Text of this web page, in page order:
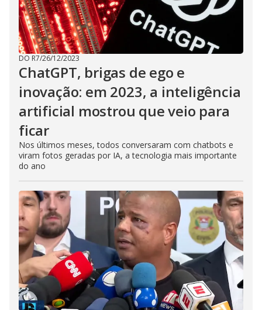
DO R7/26/12/2023
ChatGPT, brigas de ego e
inovação: em 2023, a inteligência
artificial mostrou que veio para
ficar
Nos últimos meses, todos conversaram com chatbots e
viram fotos geradas por IA, a tecnologia mais importante
do ano